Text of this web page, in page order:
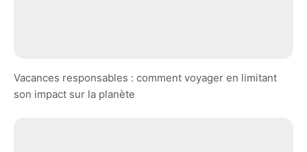
Vacances responsables : comment voyager en limitant
son impact sur la planète